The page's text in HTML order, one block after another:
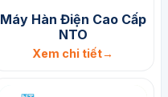
Máy Hàn Điện Cao Cấp
NTO
Xem chi tiết